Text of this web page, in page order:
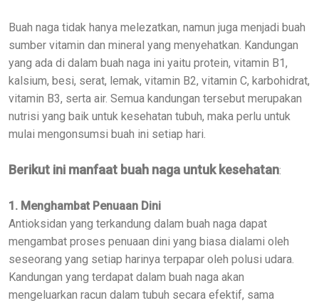
Buah naga tidak hanya melezatkan, namun juga menjadi buah
sumber vitamin dan mineral yang menyehatkan. Kandungan
yang ada di dalam buah naga ini yaitu protein, vitamin B1,
kalsium, besi, serat, lemak, vitamin B2, vitamin C, karbohidrat,
vitamin B3, serta air. Semua kandungan tersebut merupakan
nutrisi yang baik untuk kesehatan tubuh, maka perlu untuk
mulai mengonsumsi buah ini setiap hari.
Berikut ini manfaat buah naga untuk kesehatan:
1. Menghambat Penuaan Dini
Antioksidan yang terkandung dalam buah naga dapat
mengambat proses penuaan dini yang biasa dialami oleh
seseorang yang setiap harinya terpapar oleh polusi udara.
Kandungan yang terdapat dalam buah naga akan
mengeluarkan racun dalam tubuh secara efektif, sama